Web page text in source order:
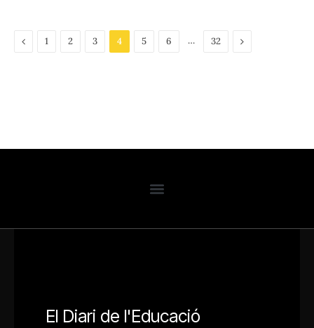
Previous
1 2 3 4 5 6 … 32 Next